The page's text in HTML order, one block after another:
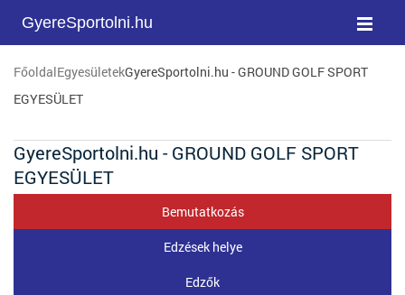
GyereSportolni.hu
FőoldalEgyesületekGyereSportolni.hu - GROUND GOLF SPORT
EGYESÜLET
GyereSportolni.hu - GROUND GOLF SPORT
EGYESÜLET
Bemutatkozás
Edzések helye
Edzők